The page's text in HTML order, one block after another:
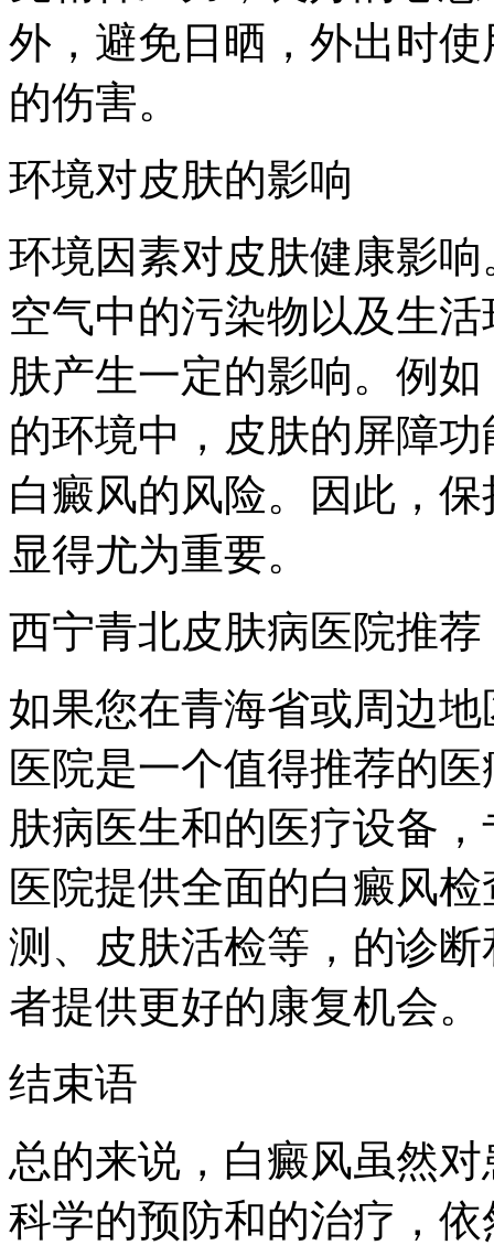
外，避免日晒，外出时
的伤害。
环境对皮肤的影响
环境因素对皮肤健康影
空气中的污染物以及生
肤产生一定的影响。例
的环境中，皮肤的屏障
白癜风的风险。因此，
显得尤为重要。
西宁青北皮肤病医院推荐
如果您在青海省或周边
医院是一个值得推荐的
肤病医生和的医疗设备
医院提供全面的白癜风
测、皮肤活检等，的诊
者提供更好的康复机会。
结束语
总的来说，白癜风虽然
科学的预防和的治疗，